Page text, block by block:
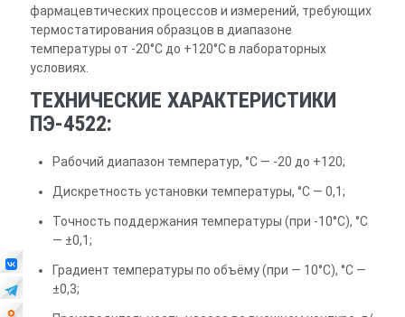
фармацевтических процессов и измерений, требующих
термостатирования образцов в диапазоне
температуры от -20°С до +120°С в лабораторных
условиях.
ТЕХНИЧЕСКИЕ ХАРАКТЕРИСТИКИ
ПЭ-4522:
Рабочий диапазон температур, °С — -20 до +120;
Дискретность установки температуры, °С — 0,1;
Точность поддержания температуры (при -10°С), °С
— ±0,1;
Градиент температуры по объёму (при — 10°С), °С —
±0,3;